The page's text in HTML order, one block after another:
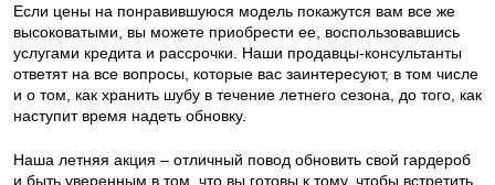
Если цены на понравившуюся модель покажутся вам все же
высоковатыми, вы можете приобрести ее, воспользовавшись
услугами кредита и рассрочки. Наши продавцы-консультанты
ответят на все вопросы, которые вас заинтересуют, в том числе
и о том, как хранить шубу в течение летнего сезона, до того, как
наступит время надеть обновку.
Наша летняя акция – отличный повод обновить свой гардероб
и быть уверенным в том, что вы готовы к тому, чтобы встретить